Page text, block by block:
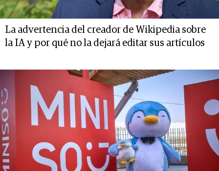
La advertencia del creador de Wikipedia sobre
la IA y por qué no la dejará editar sus artículos